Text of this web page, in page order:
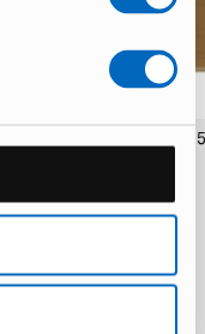
Rugvista ull matta 250 x
Du sparar 1 288 kr